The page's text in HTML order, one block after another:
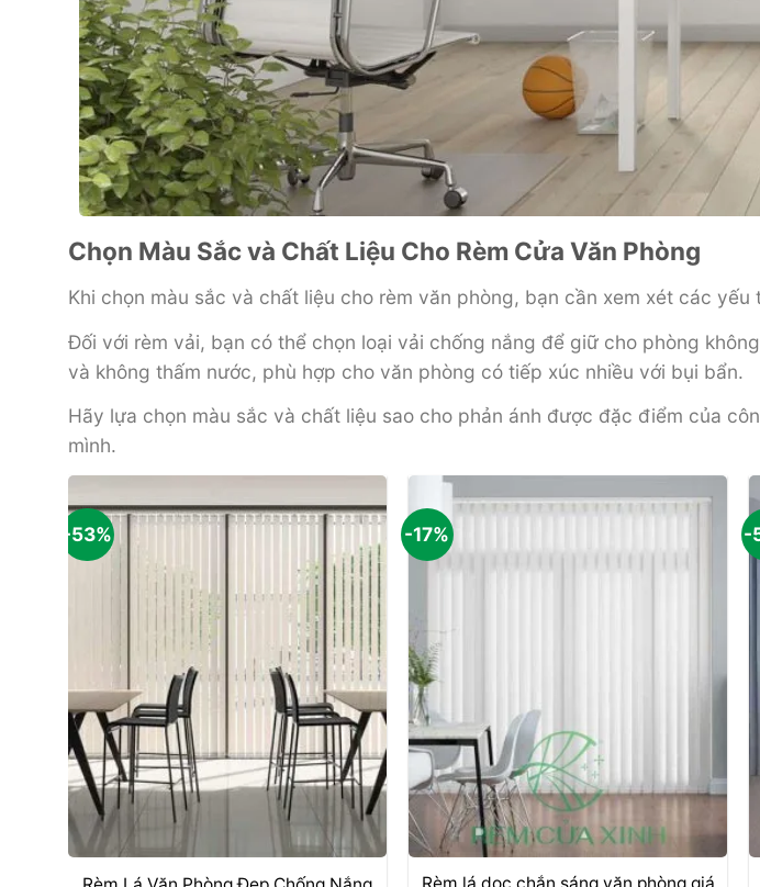
Chọn Màu Sắc và Chất Liệu Cho Rèm Cửa Văn Phòng
Khi chọn màu sắc và chất liệu cho rèm văn phòng, bạn cần xem xét các
Đối với rèm vải, bạn có thể chọn loại vải chống nắng để giữ cho phòng
và không thấm nước, phù hợp cho văn phòng có tiếp xúc nhiều với bụi bẩn.
Hãy lựa chọn màu sắc và chất liệu sao cho phản ánh được đặc điểm của
mình.
-53%
+
-17%
+
-